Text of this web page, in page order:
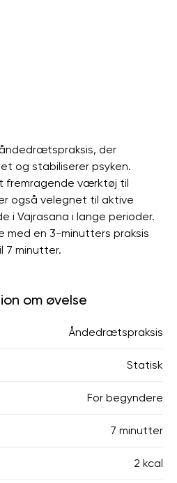
der
og stabiliserer psyken.
fremragende værktøj til
også velegnet til aktive
i Vajrasana i lange perioder.
en 3-minutters praksis
7 minutter.
om øvelse
Åndedrætspraksis
Statisk
For begyndere
7 minutter
2 kcal